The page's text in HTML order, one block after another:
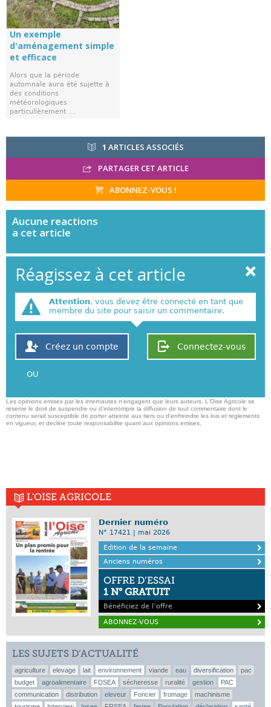
Un exemple
d'aménagement simple
et efficace
Alors que la période
automnale aura été sujette à
des conditions
météorologiques
particulièrement ...
1 ARTICLES ASSOCIÉS
PARTAGER CET ARTICLE
ABONNEZ-VOUS !
Aucune reactions
a cet article
Réagissez à cet article
Attention, vous devez être connecté en tant que
membre du site pour saisir un commentaire.
Connectez-vous
Créez un compte
OU
Les opinions emises par les internautes n'engagent que leurs auteurs. L'Oise Agricole se
reserve le droit de suspendre ou d'interrompre la diffusion de tout commentaire dont le
contenu serait susceptible de porter atteinte aux tiers ou d'enfreindre les lois et reglements
en vigueur, et decline toute responsabilite quant aux opinions emises,
L'OISE AGRICOLE
Dernier numéro
N° 17421 | mai 2026
Edition de la semaine
Anciens numéros
OFFRE D’ESSAI
1 N° GRATUIT
Bénéficiez de l’offre
ABONNEZ-VOUS
LES SUJETS D’ACTUALITÉ
agriculture elevage lait environnement viande eau diversification
pac
budget
agroalimentaire FDSEA sécheresse ruralité gestion
PAC
communication
distribution eleveur Foncier fromage
machinisme